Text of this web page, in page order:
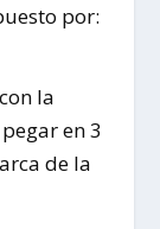
por:
la
en 3
de la